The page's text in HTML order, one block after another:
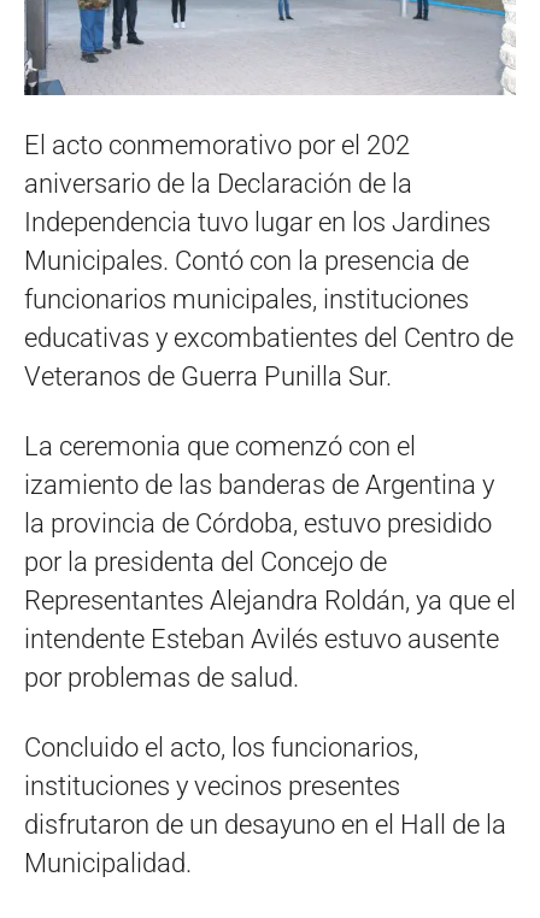
El acto conmemorativo por el 202
aniversario de la Declaración de la
Independencia tuvo lugar en los Jardines
Municipales. Contó con la presencia de
funcionarios municipales, instituciones
educativas y excombatientes del Centro de
Veteranos de Guerra Punilla Sur.
La ceremonia que comenzó con el
izamiento de las banderas de Argentina y
la provincia de Córdoba, estuvo presidido
por la presidenta del Concejo de
Representantes Alejandra Roldán, ya que el
intendente Esteban Avilés estuvo ausente
por problemas de salud.
Concluido el acto, los funcionarios,
instituciones y vecinos presentes
disfrutaron de un desayuno en el Hall de la
Municipalidad.